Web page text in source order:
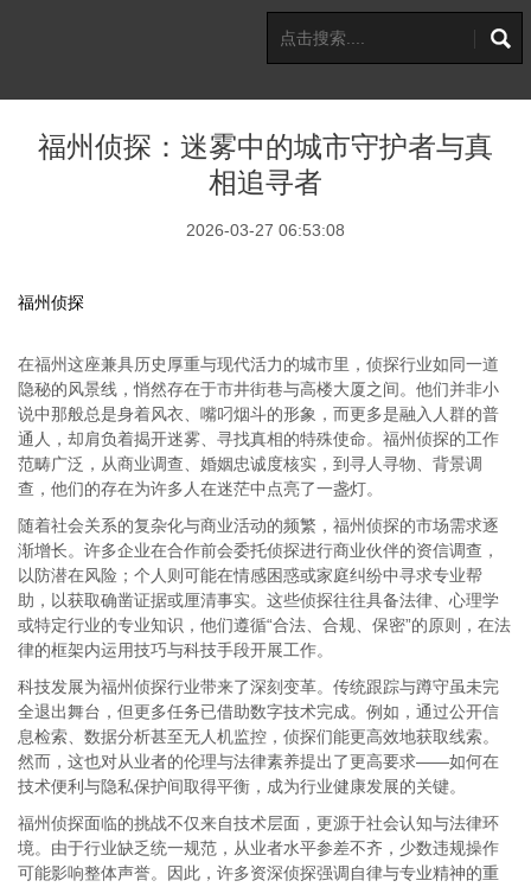
福州侦探：迷雾中的城市守护者与真
相追寻者
2026-03-27 06:53:08
福州侦探
在福州这座兼具历史厚重与现代活力的城市里，侦探行业如同一道
隐秘的风景线，悄然存在于市井街巷与高楼大厦之间。他们并非小
说中那般总是身着风衣、嘴叼烟斗的形象，而更多是融入人群的普
通人，却肩负着揭开迷雾、寻找真相的特殊使命。福州侦探的工作
范畴广泛，从商业调查、婚姻忠诚度核实，到寻人寻物、背景调
查，他们的存在为许多人在迷茫中点亮了一盏灯。
随着社会关系的复杂化与商业活动的频繁，福州侦探的市场需求逐
渐增长。许多企业在合作前会委托侦探进行商业伙伴的资信调查，
以防潜在风险；个人则可能在情感困惑或家庭纠纷中寻求专业帮
助，以获取确凿证据或厘清事实。这些侦探往往具备法律、心理学
或特定行业的专业知识，他们遵循“合法、合规、保密”的原则，在法
律的框架内运用技巧与科技手段开展工作。
科技发展为福州侦探行业带来了深刻变革。传统跟踪与蹲守虽未完
全退出舞台，但更多任务已借助数字技术完成。例如，通过公开信
息检索、数据分析甚至无人机监控，侦探们能更高效地获取线索。
然而，这也对从业者的伦理与法律素养提出了更高要求——如何在
技术便利与隐私保护间取得平衡，成为行业健康发展的关键。
福州侦探面临的挑战不仅来自技术层面，更源于社会认知与法律环
境。由于行业缺乏统一规范，从业者水平参差不齐，少数违规操作
可能影响整体声誉。因此，许多资深侦探强调自律与专业精神的重